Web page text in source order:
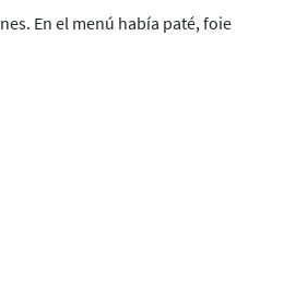
En el menú había paté, foie